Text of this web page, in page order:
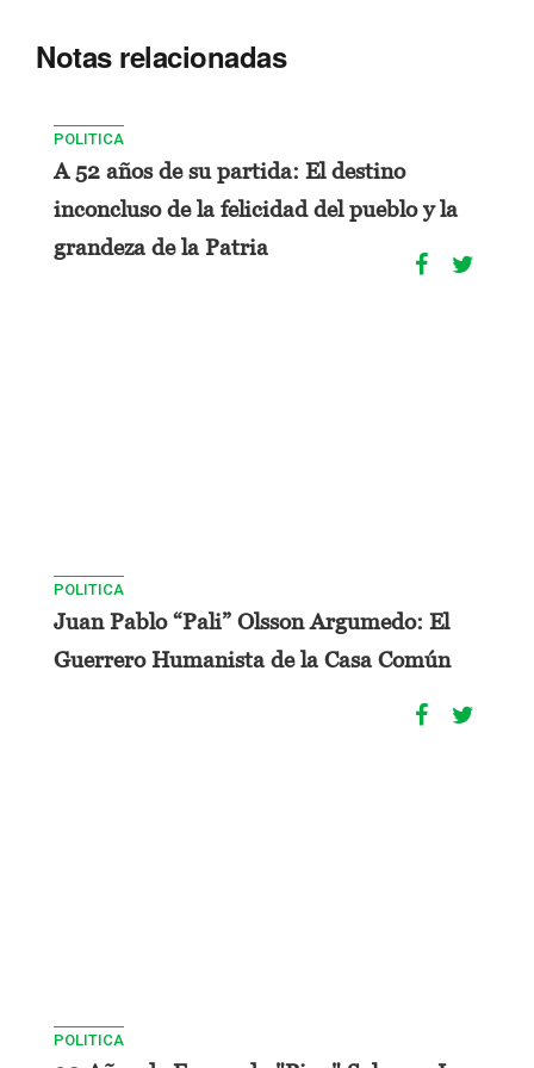
Notas relacionadas
POLITICA
A 52 años de su partida: El destino
inconcluso de la felicidad del pueblo y la
grandeza de la Patria
POLITICA
Juan Pablo “Pali” Olsson Argumedo: El
Guerrero Humanista de la Casa Común
POLITICA